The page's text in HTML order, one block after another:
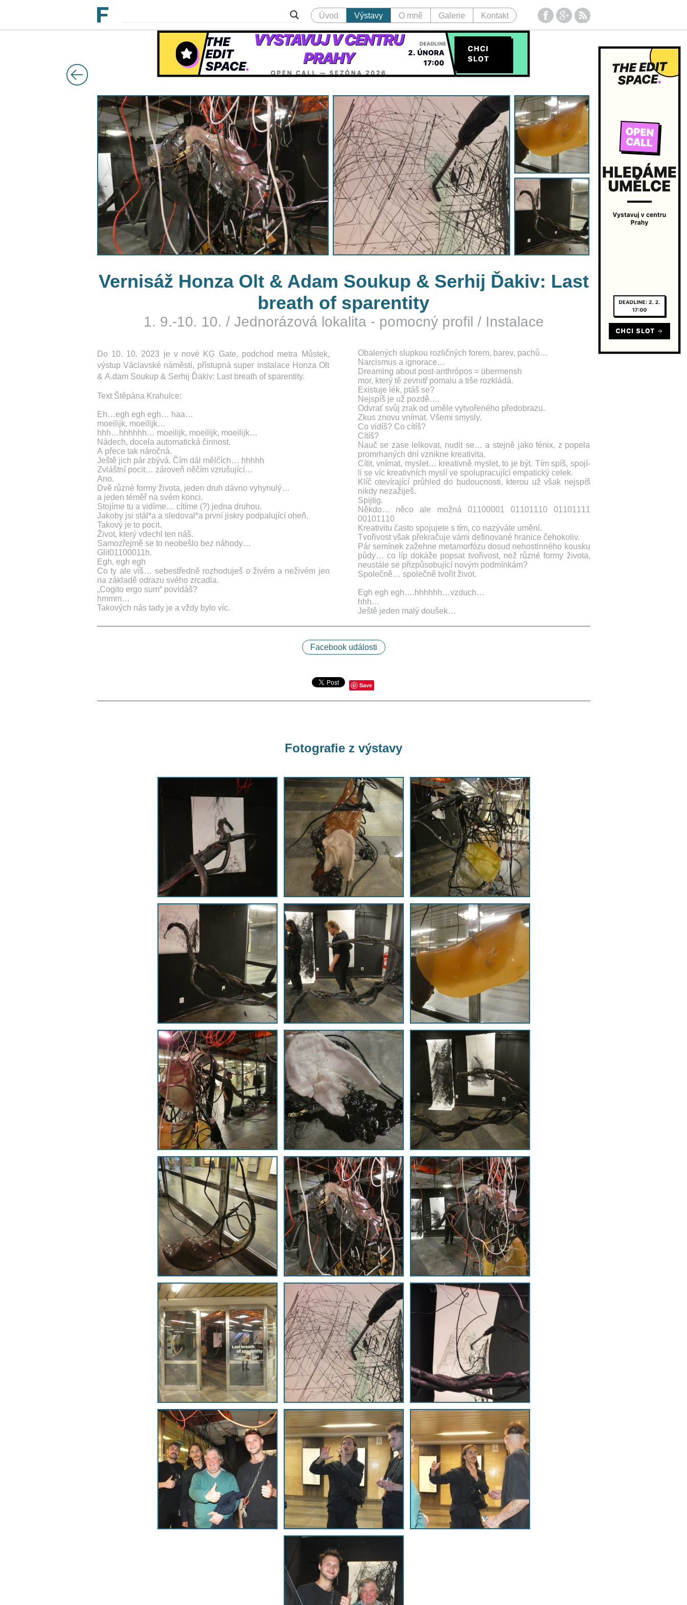
Úvod Výstavy O mně Galerie Kontakt
Vernisáž Honza Olt & Adam Soukup & Serhij Ďakiv: Last
breath of sparentity
1. 9.-10. 10. / Jednorázová lokalita - pomocný profil / Instalace
Do 10. 10. 2023 je v nové KG Gate, podchod metra Můstek,
výstup Václavské náměstí, přístupná super instalace Honza Olt
& A.dam Soukup & Serhij Ďakiv: Last breath of sparentity.
Text Štěpána Krahulce:
Eh…egh egh egh… haa…
moeilijk, moeilijk…
hhh…hhhhhh… moeilijk, moeilijk, moeilijk…
Nádech, docela automatická činnost.
A přece tak náročná.
Ještě jich pár zbývá. Čím dál mělčích… hhhhh
Zvláštní pocit… zároveň něčím vzrušující…
Ano.
Dvě různé formy života, jeden druh dávno vyhynulý…
a jeden téměř na svém konci.
Stojíme tu a vidíme… cítíme (?) jedna druhou.
Jakoby jsi stál*a a sledoval*a první jiskry podpalující oheň.
Takový je to pocit.
Život, který vdechl ten náš.
Samozřejmě se to neobešlo bez náhody…
Glit01100011h.
Egh, egh egh
Co ty ale víš… sebestředně rozhoduješ o živém a neživém jen
na základě odrazu svého zrcadla.
„Cogito ergo sum“ povídáš?
hmmm…
Takových nás tady je a vždy bylo víc.
Obalených slupkou rozličných forem, barev, pachů…
Narcismus a ignorace…
Dreaming about post-anthrópos = übermensh
mor, který tě zevnitř pomalu a tiše rozkládá.
Existuje lék, ptáš se?
Nejspíš je už pozdě….
Odvrať svůj zrak od uměle vytvořeného předobrazu.
Zkus znovu vnímat. Všemi smysly.
Co vidíš? Co cítíš?
Cítíš?
Nauč se zase lelkovat, nudit se… a stejně jako fénix, z popela
promrhaných dní vznikne kreativita.
Cítit, vnímat, myslet… kreativně myslet, to je být. Tím spíš, spojí-
li se víc kreativních myslí ve spolupracující empatický celek.
Klíč otevírající průhled do budoucnosti, kterou už však nejspíš
nikdy nezažiješ.
Spijtig.
Někdo… něco ale možná 01100001 01101110 01101111
00101110
Kreativitu často spojujete s tím, co nazýváte umění.
Tvořivost však překračuje vámi definované hranice čehokoliv.
Pár semínek zažehne metamorfózu dosud nehostinného kousku
půdy… co líp dokáže popsat tvořivost, než různé formy života,
neustále se přizpůsobující novým podmínkám?
Společně… společně tvořit život.
Egh egh egh….hhhhhh…vzduch…
hhh…
Ještě jeden malý doušek…
Facebook události
Save
Fotografie z výstavy